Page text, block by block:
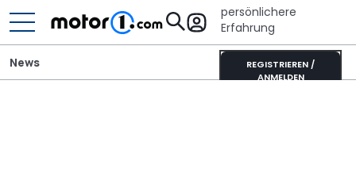
persönlichere
Erfahrung
REGISTRIEREN /
ANMELDEN
News